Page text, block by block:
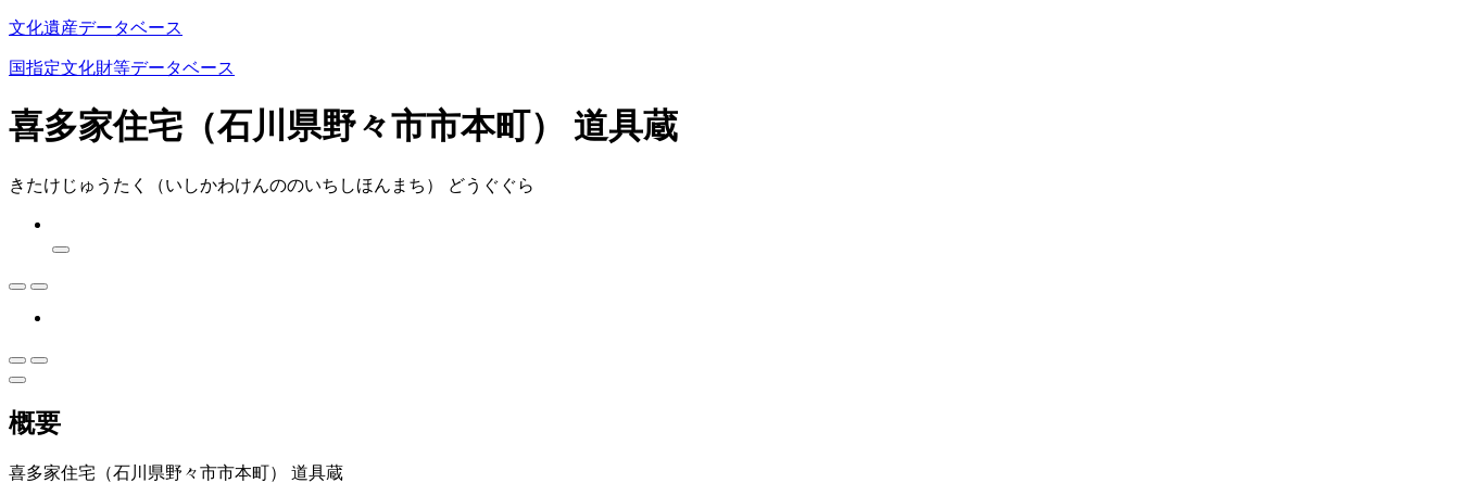
文化遺産データベース
国指定文化財等データベース
喜多家住宅（石川県野々市市本町） 道具蔵
きたけじゅうたく（いしかわけんののいちしほんまち） どうぐぐら
概要
喜多家住宅（石川県野々市市本町） 道具蔵